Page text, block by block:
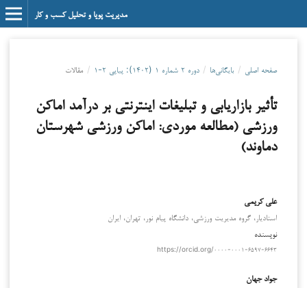
مدیریت پویا و تحلیل کسب و کار
صفحه اصلی / بایگانی‌ها / دوره ۲ شماره ۱ (۱۴۰۲): پیاپی ۲-۱ / مقالات
تأثیر بازاریابی و تبلیغات اینترنتی بر درآمد اماکن
ورزشی (مطالعه موردی: اماکن ورزشی شهرستان
دماوند)
علی کریمی
استادیار، گروه مدیریت ورزشی، دانشگاه پیام نور، تهران، ایران
نویسنده
https://orcid.org/۰۰۰۰-۰۰۰۱-۶۵۹۷-۶۶۴۳
جواد جهان